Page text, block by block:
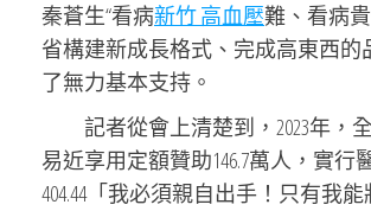
秦蒼生“看病新竹 高血壓難、看病
省構建新成長格式、完成高東西的
了無力基本支持。
記者從會上清楚到，2023年，
易近享用定額贊助146.7萬人，實行
404.44「我必須親自出手！只有我